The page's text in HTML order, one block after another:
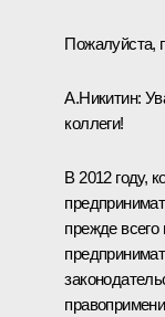
Пожалуйста,
А.Никитин:
коллеги!
В 2012 году,
прежде